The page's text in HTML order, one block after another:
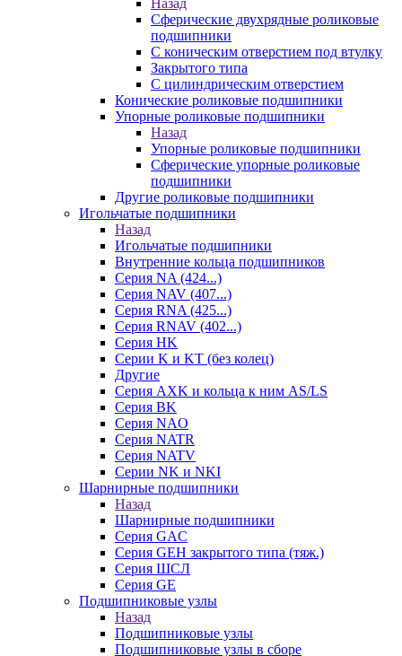
Назад
Сферические двухрядные роликовые
подшипники
С коническим отверстием под втулку
Закрытого типа
С цилиндрическим отверстием
Конические роликовые подшипники
Упорные роликовые подшипники
Назад
Упорные роликовые подшипники
Сферические упорные роликовые
подшипники
Другие роликовые подшипники
Игольчатые подшипники
Назад
Игольчатые подшипники
Внутренние кольца подшипников
Серия NA (424...)
Серия NAV (407...)
Серия RNA (425...)
Серия RNAV (402...)
Серия HK
Серии K и KT (без колец)
Другие
Серия AXK и кольца к ним AS/LS
Серия BK
Серия NAO
Серия NATR
Серия NATV
Серии NK и NKI
Шарнирные подшипники
Назад
Шарнирные подшипники
Серия GAC
Серия GEH закрытого типа (тяж.)
Серия ШСЛ
Серия GE
Подшипниковые узлы
Назад
Подшипниковые узлы
Подшипниковые узлы в сборе